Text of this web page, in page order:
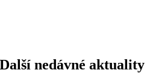
Další nedávné aktuality